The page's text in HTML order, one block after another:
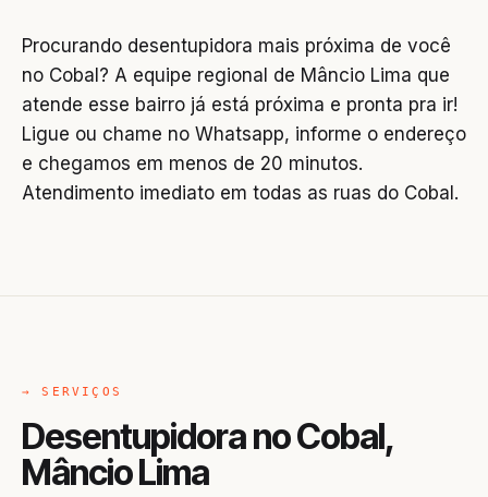
Procurando desentupidora mais próxima de você
no Cobal? A equipe regional de Mâncio Lima que
atende esse bairro já está próxima e pronta pra ir!
Ligue ou chame no Whatsapp, informe o endereço
e chegamos em menos de 20 minutos.
Atendimento imediato em todas as ruas do Cobal.
→ SERVIÇOS
Desentupidora no Cobal,
Mâncio Lima